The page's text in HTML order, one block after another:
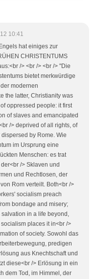
10:41
hat einiges zur
CHRISTENTUMS
/> <br /> <br /> "Die
bietet merkwürdige
modernen
the latter, Christianity was
oppressed people: it first
of slaves and emancipated
/> deprived of all rights, of
by Rome. Wie
im Ursprung eine
Menschen: es trat
/> Sklaven und
und Rechtlosen, der
Rom verteilt. Both<br />
socialism preach
bondage and misery;
in a life beyond,
places it in<br />
of society. Sowohl das
predigen
aus Knechtschaft und
diese<br /> Erlösung in ein
dem Tod, im Himmel, der